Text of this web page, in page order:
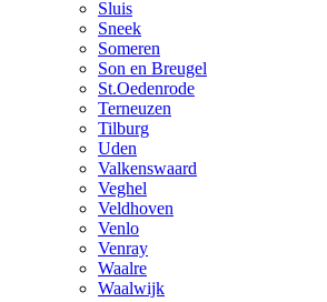
Sluis
Sneek
Someren
Son en Breugel
St.Oedenrode
Terneuzen
Tilburg
Uden
Valkenswaard
Veghel
Veldhoven
Venlo
Venray
Waalre
Waalwijk